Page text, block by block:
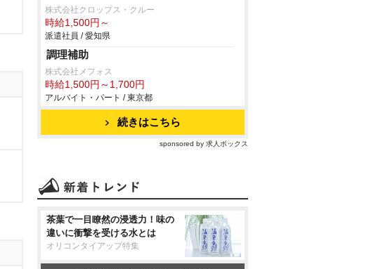
株式会社クロップス・クルー
時給1,500円～
派遣社員 / 愛知県
調理補助
株式会社メフォス
時給1,500円～1,700円
アルバイト・パート / 東京都
続きはこちら
sponsored by 求人ボックス
茶葉で一目瞭然の浸透力！味の
違いに衝撃を受ける水とは
オリコンタイアップ特集